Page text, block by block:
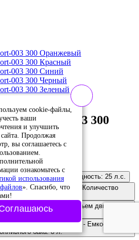
003 300 Оранжевый
003 300 Красный
003 300 Синий
003 300 Черный
003 300 Зеленый
003 300 Красный
Sport-003 300
Red)
cookie-файлы,
ваши
и улучшить
сайта. Продолжая
вы соглашаетесь с
ознакомьтесь с
использования
». Спасибо, что